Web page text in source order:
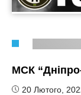
МСК
20 Лютого,